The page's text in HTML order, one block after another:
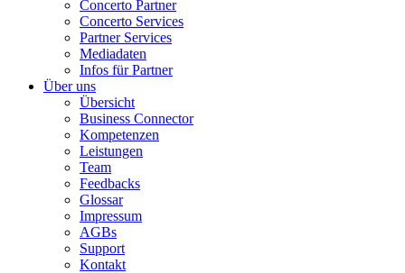
Concerto Partner
Concerto Services
Partner Services
Mediadaten
Infos für Partner
Über uns
Übersicht
Business Connector
Kompetenzen
Leistungen
Team
Feedbacks
Glossar
Impressum
AGBs
Support
Kontakt